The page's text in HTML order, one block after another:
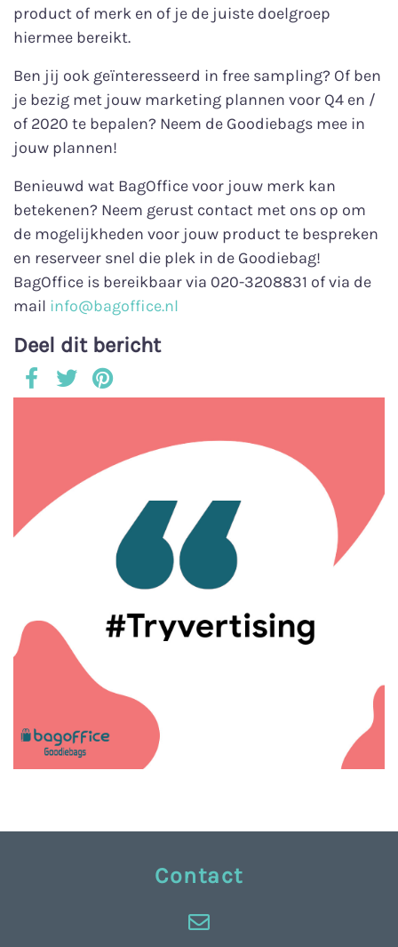
product of merk en of je de juiste doelgroep
hiermee bereikt.
Ben jij ook geïnteresseerd in free sampling? Of ben
je bezig met jouw marketing plannen voor Q4 en /
of 2020 te bepalen? Neem de Goodiebags mee in
jouw plannen!
Benieuwd wat BagOffice voor jouw merk kan
betekenen? Neem gerust contact met ons op om
de mogelijkheden voor jouw product te bespreken
en reserveer snel die plek in de Goodiebag!
BagOffice is bereikbaar via 020-3208831 of via de
mail info@bagoffice.nl
Deel dit bericht
Contact